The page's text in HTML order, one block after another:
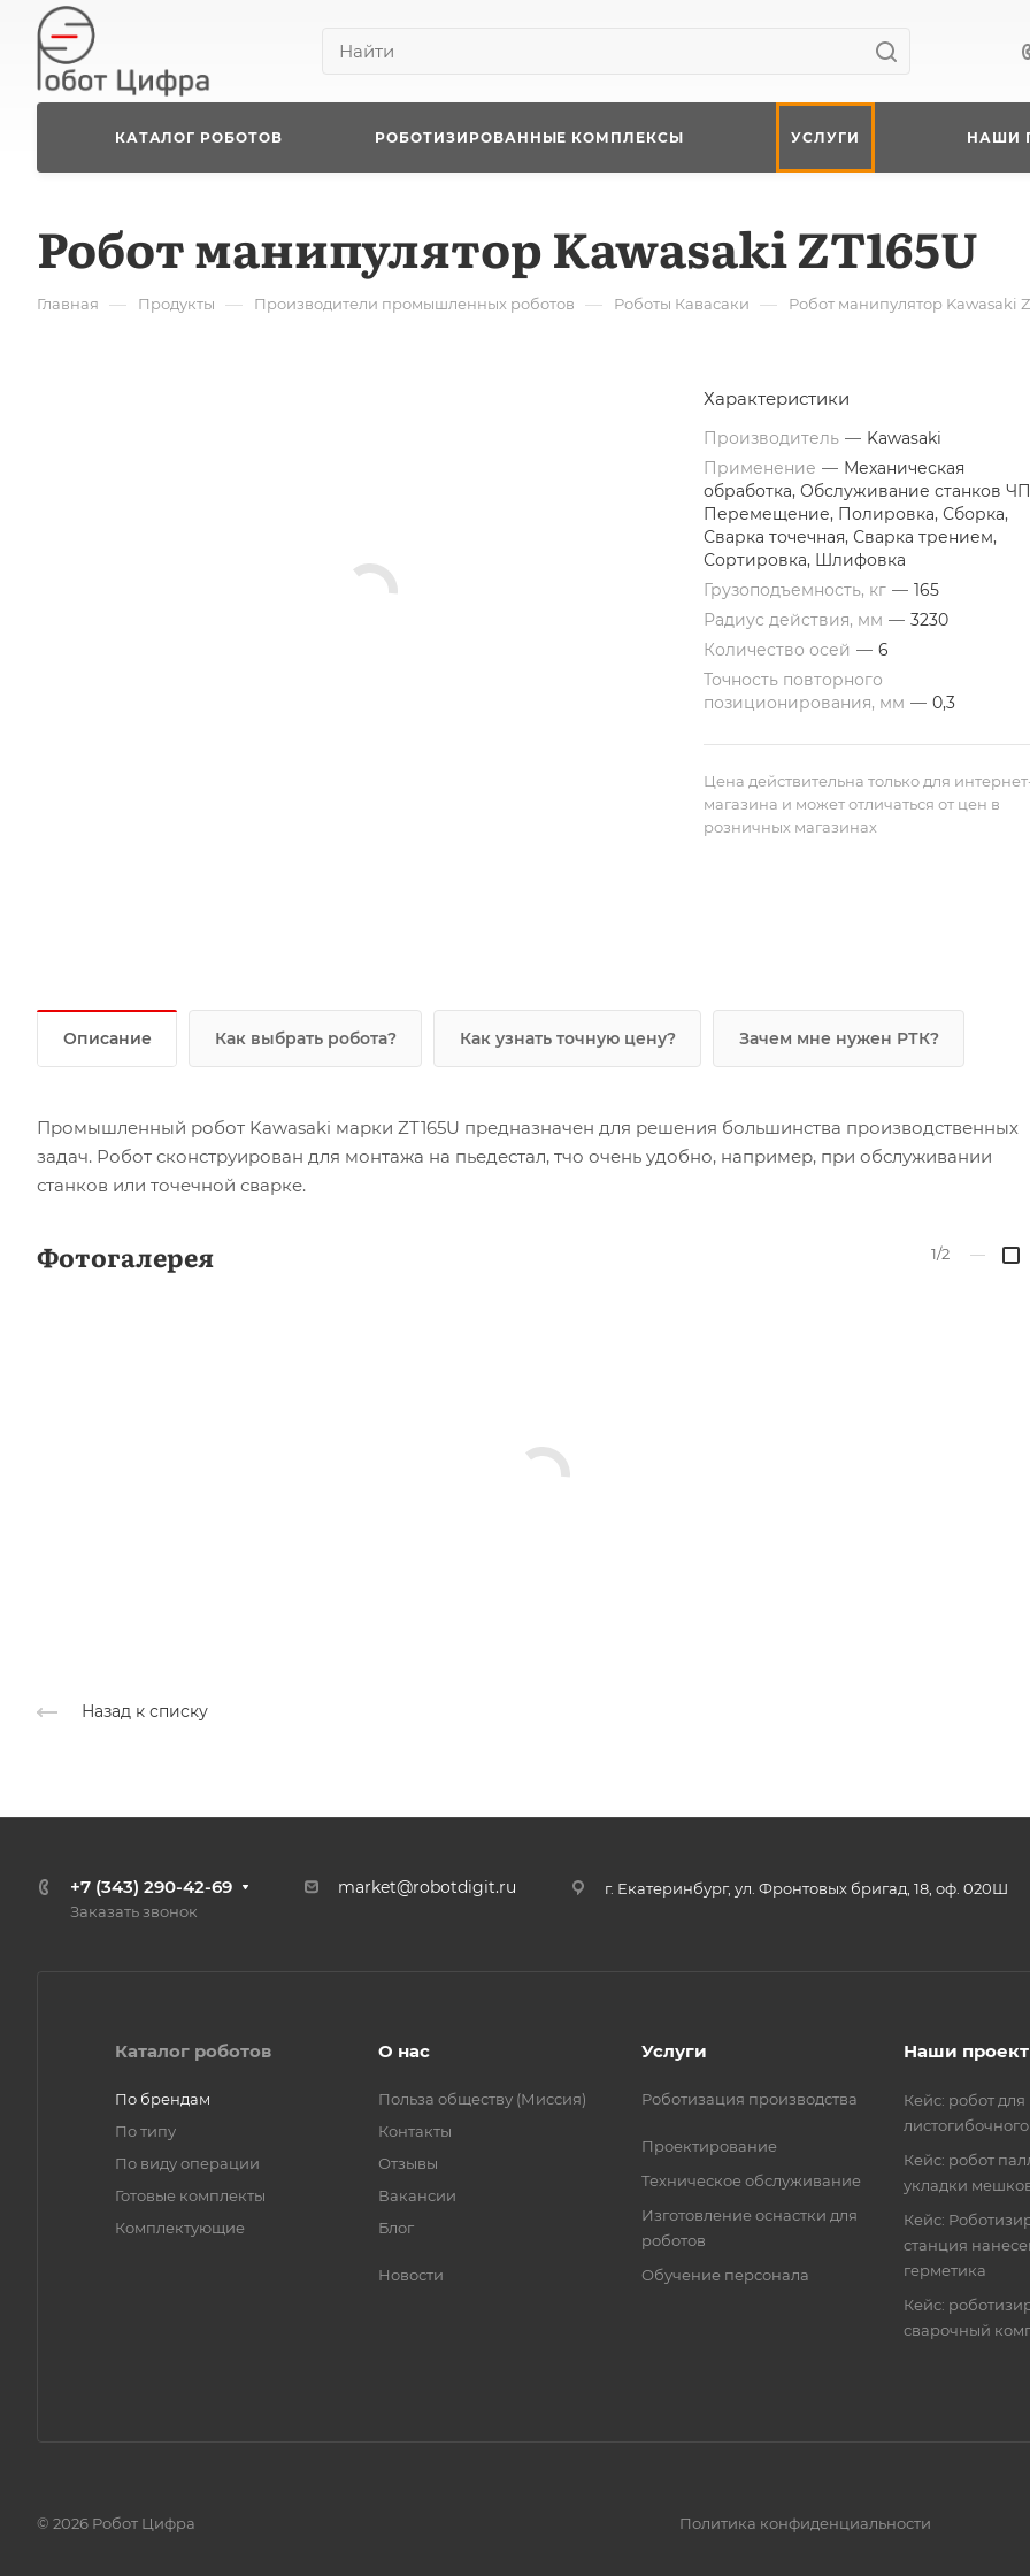
КАТАЛОГ РОБОТОВ РОБОТИЗИРОВАННЫЕ КОМПЛЕКСЫ УСЛУГИ НАШИ
Робот манипулятор Kawasaki ZT165U
Главная — Продукты — Производители промышленных роботов — Роботы Кавасаки — Робот манипулятор Kawasaki
Характеристики
Производитель — Kawasaki
Применение — Механическая
обработка, Обслуживание станков
Перемещение, Полировка, Сборка,
Сварка точечная, Сварка трением,
Сортировка, Шлифовка
Грузоподъемность, кг — 165
Радиус действия, мм — 3230
Количество осей — 6
Точность повторного
позиционирования, мм — 0,3
Цена действительна только для
магазина и может отличаться от цен в
розничных магазинах
Описание Как выбрать робота? Как узнать точную цену? Зачем мне нужен РТК?
Промышленный робот Kawasaki марки ZT165U предназначен для решения большинства производственных
задач. Робот сконструирован для монтажа на пьедестал, тчо очень удобно, например, при обслуживании
станков или точечной сварке.
Фотогалерея 1/2 —
Назад к списку
+7 (343) 290-42-69
Заказать звонок
market@robotdigit.ru г. Екатеринбург, ул. Фронтовых бригад, 18, оф. 020Ш
Каталог роботов
По брендам
По типу
По виду операции
Готовые комплекты
Комплектующие
О нас
Польза обществу (Миссия)
Контакты
Отзывы
Вакансии
Блог
Новости
Услуги
Роботизация производства
Проектирование
Техническое обслуживание
Изготовление оснастки для
роботов
Обучение персонала
Наши
Кейс: робот для
Кейс: робот
укладки
Кейс:
станция
герметика
Кейс:
сварочный
© 2026 Робот Цифра Политика конфиденциальности